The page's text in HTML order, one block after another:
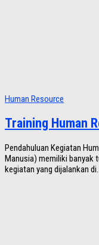
Human Resource
Training Human
Pendahuluan Kegiatan
Manusia) memiliki banyak
kegiatan yang dijalankan